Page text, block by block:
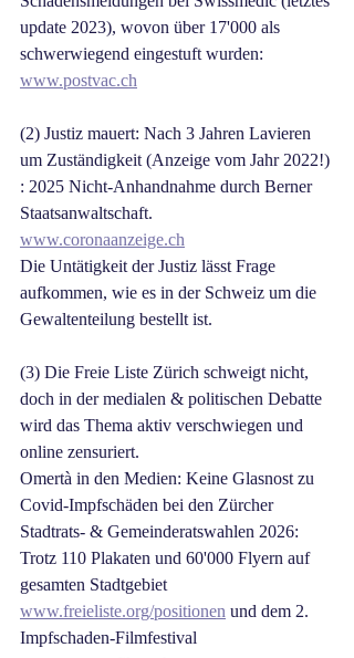
update 2023), wovon über 17'000 als
schwerwiegend eingestuft wurden:
www.postvac.ch
(2) Justiz mauert: Nach 3 Jahren Lavieren
um Zuständigkeit (Anzeige vom Jahr 2022!)
: 2025 Nicht-Anhandnahme durch Berner
Staatsanwaltschaft.
www.coronaanzeige.ch
Die Untätigkeit der Justiz lässt Frage
aufkommen, wie es in der Schweiz um die
Gewaltenteilung bestellt ist.
(3) Die Freie Liste Zürich schweigt nicht,
doch in der medialen & politischen Debatte
wird das Thema aktiv verschwiegen und
online zensuriert.
Omertà in den Medien: Keine Glasnost zu
Covid-Impfschäden bei den Zürcher
Stadtrats- & Gemeinderatswahlen 2026:
Trotz 110 Plakaten und 60'000 Flyern auf
gesamten Stadtgebiet
www.freieliste.org/positionen und dem 2.
Impfschaden-Filmfestival